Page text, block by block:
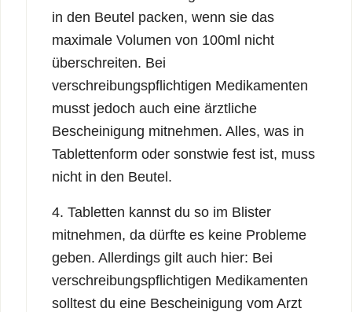
in den Beutel packen, wenn sie das
maximale Volumen von 100ml nicht
überschreiten. Bei
verschreibungspflichtigen Medikamenten
musst jedoch auch eine ärztliche
Bescheinigung mitnehmen. Alles, was in
Tablettenform oder sonstwie fest ist, muss
nicht in den Beutel.
4. Tabletten kannst du so im Blister
mitnehmen, da dürfte es keine Probleme
geben. Allerdings gilt auch hier: Bei
verschreibungspflichtigen Medikamenten
solltest du eine Bescheinigung vom Arzt